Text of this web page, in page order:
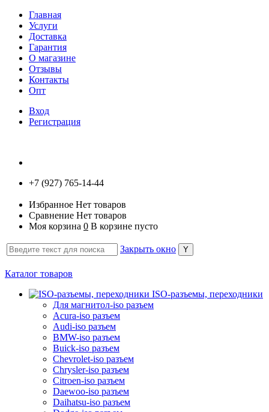
Главная
Услуги
Доставка
Гарантия
О магазине
Отзывы
Контакты
Опт
Вход
Регистрация
+7 (927) 765-14-44
Избранное Нет товаров
Сравнение Нет товаров
Моя корзина 0 В корзине пусто
Закрыть окно
Каталог товаров
ISO-разъемы, переходники
Для магнитол-iso разъем
Acura-iso разъем
Audi-iso разъем
BMW-iso разъем
Buick-iso разъем
Chevrolet-iso разъем
Chrysler-iso разъем
Citroen-iso разъем
Daewoo-iso разъем
Daihatsu-iso разъем